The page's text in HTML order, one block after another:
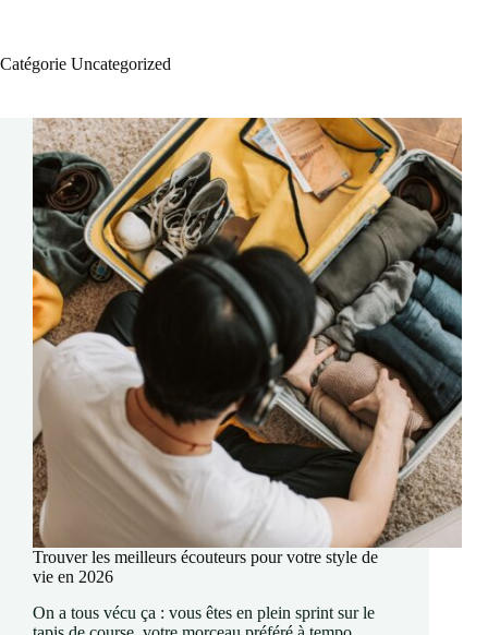
Catégorie Uncategorized
Trouver les meilleurs écouteurs pour votre style de
vie en 2026
On a tous vécu ça : vous êtes en plein sprint sur le